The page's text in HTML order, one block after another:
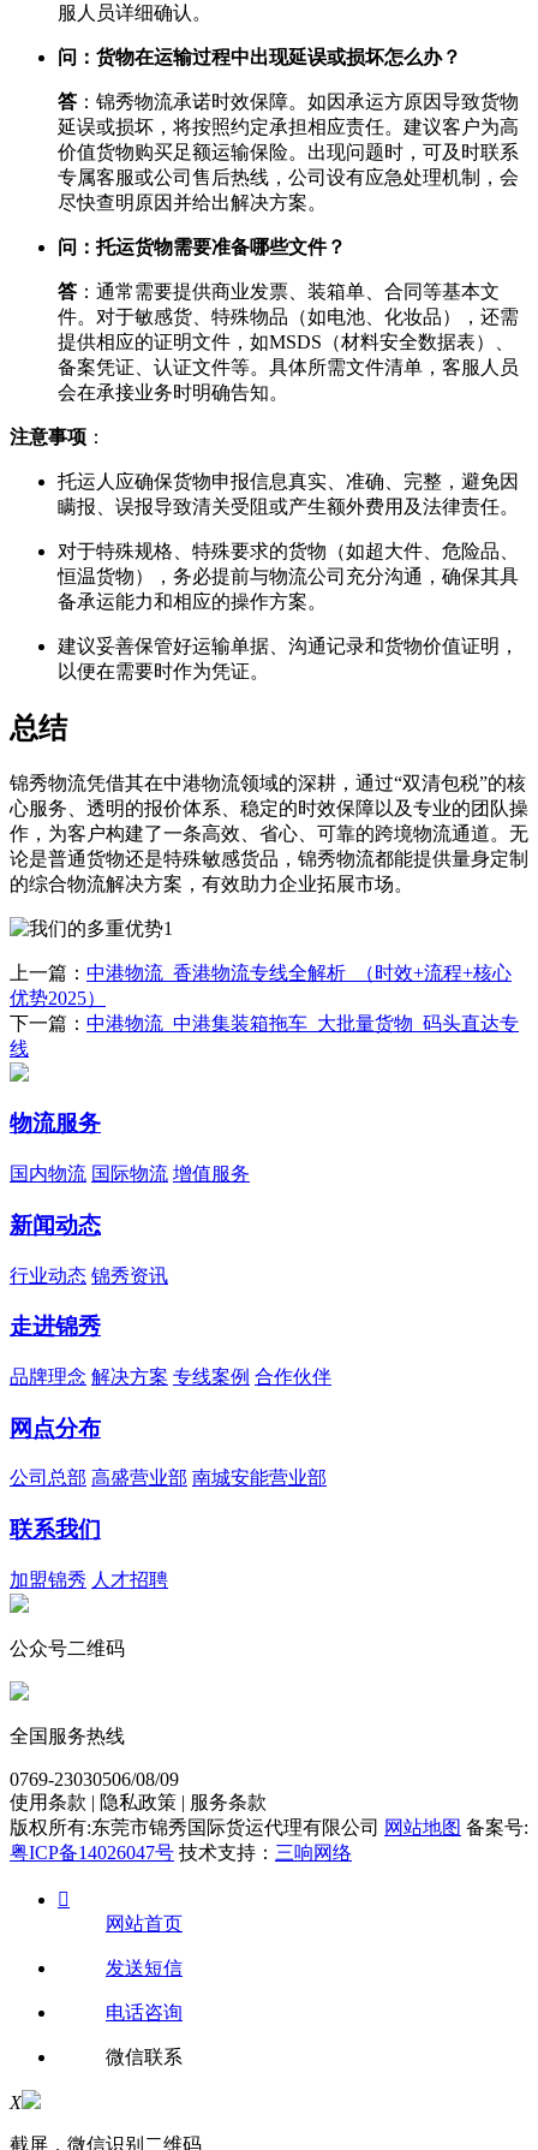
服人员详细确认。
问：货物在运输过程中出现延误或损坏怎么办？​
答 ​：锦秀物流承诺时效保障。如因承运方原因导致货物
延误或损坏，将按照约定承担相应责任。建议客户为高
价值货物购买足额运输保险。出现问题时，可及时联系
专属客服或公司售后热线，公司设有应急处理机制，会
尽快查明原因并给出解决方案。
问：托运货物需要准备哪些文件？​
答 ​：通常需要提供商业发票、装箱单、合同等基本文
件。对于敏感货、特殊物品（如电池、化妆品），还需
提供相应的证明文件，如MSDS（材料安全数据表）、
备案凭证、认证文件等。具体所需文件清单，客服人员
会在承接业务时明确告知。
注意事项 ​：
托运人应确保货物申报信息真实、准确、完整，避免因
瞒报、误报导致清关受阻或产生额外费用及法律责任。
对于特殊规格、特殊要求的货物（如超大件、危险品、
恒温货物），务必提前与物流公司充分沟通，确保其具
备承运能力和相应的操作方案。
建议妥善保管好运输单据、沟通记录和货物价值证明，
以便在需要时作为凭证。
总结
锦秀物流凭借其在中港物流领域的深耕，通过“双清包税”的核
心服务、透明的报价体系、稳定的时效保障以及专业的团队操
作，为客户构建了一条高效、省心、可靠的跨境物流通道。无
论是普通货物还是特殊敏感货品，锦秀物流都能提供量身定制
的综合物流解决方案，有效助力企业拓展市场。
上一篇： 中港物流_香港物流专线全解析_（时效+流程+核心
优势2025）
下一篇： 中港物流_中港集装箱拖车_大批量货物_码头直达专
线
物流服务
国内物流 国际物流 增值服务
新闻动态
行业动态 锦秀资讯
走进锦秀
品牌理念 解决方案 专线案例 合作伙伴
网点分布
公司总部 高盛营业部 南城安能营业部
联系我们
加盟锦秀 人才招聘
公众号二维码
全国服务热线
0769-23030506/08/09
使用条款 | 隐私政策 | 服务条款
版权所有:东莞市锦秀国际货运代理有限公司 网站地图 备案号:
粤ICP备14026047号 技术支持： 三响网络

网站首页
发送短信
电话咨询
微信联系
X
截屏，微信识别二维码